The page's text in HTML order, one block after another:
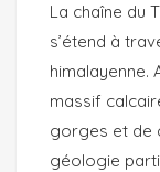
La chaîne du
s’étend à
himalayenne.
massif
gorges et de
géologie